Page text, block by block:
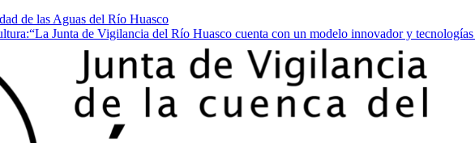
de las Aguas del Río Huasco
Junta de Vigilancia del Río Huasco cuenta con un modelo innovador y tecnologías